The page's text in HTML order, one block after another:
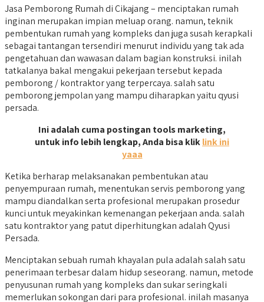
Jasa Pemborong Rumah di Cikajang – menciptakan rumah
inginan merupakan impian meluap orang. namun, teknik
pembentukan rumah yang kompleks dan juga susah kerapkali
sebagai tantangan tersendiri menurut individu yang tak ada
pengetahuan dan wawasan dalam bagian konstruksi. inilah
tatkalanya bakal mengakui pekerjaan tersebut kepada
pemborong / kontraktor yang terpercaya. salah satu
pemborong jempolan yang mampu diharapkan yaitu qyusi
persada.
Ini adalah cuma postingan tools marketing,
untuk info lebih lengkap, Anda bisa kliklink ini
yaaa
Ketika berharap melaksanakan pembentukan atau
penyempuraan rumah, menentukan servis pemborong yang
mampu diandalkan serta profesional merupakan prosedur
kunci untuk meyakinkan kemenangan pekerjaan anda. salah
satu kontraktor yang patut diperhitungkan adalah Qyusi
Persada.
Menciptakan sebuah rumah khayalan pula adalah salah satu
penerimaan terbesar dalam hidup seseorang. namun, metode
penyusunan rumah yang kompleks dan sukar seringkali
memerlukan sokongan dari para profesional. inilah masanya